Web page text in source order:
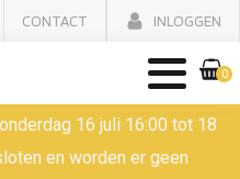
CONTACT INLOGGEN
0
16 juli 16:00 tot 18
en worden er geen